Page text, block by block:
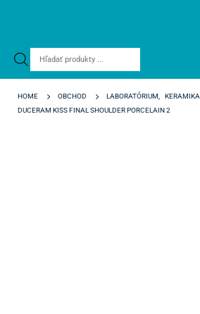
Products
HOME OBCHOD LABORATÓRIUM
KERAMIKA
DUCERAM KISS FINAL SHOULDER PORCELAIN 2